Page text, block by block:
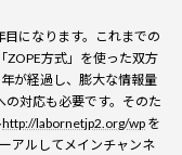
になります。これまでの
ZOPE方式」を使った双方
が経過し、膨大な情報量
の対応も必要です。そのた
http://labornetjp2.org/wp を
アルしてメインチャンネ